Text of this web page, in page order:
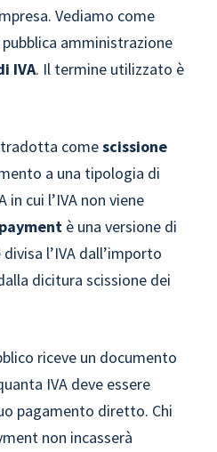
Vediamo come
amministrazione
IVA. Il termine utilizzato è
tradotta comescissione
a una tipologia di
cui l’IVA non viene
è una versione di
l’IVA dall’importo
dicitura scissione dei
riceve un documento
IVA deve essere
pagamento diretto. Chi
non incasserà